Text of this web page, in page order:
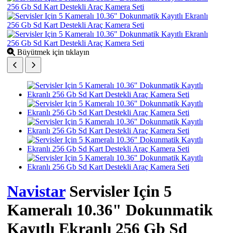
Büyütmek için tıklayın
NavistarServisler Için 5
Kameralı 10.36" Dokunmatik
Kayıtlı Ekranlı 256 Gb Sd